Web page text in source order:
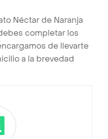
Néctar de Naranja
completar los
de llevarte
a la brevedad